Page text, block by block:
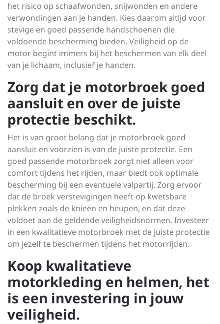
het risico op schaafwonden, snijwonden en andere
verwondingen aan je handen. Kies daarom altijd voor
stevige en goed passende handschoenen die
voldoende bescherming bieden. Veiligheid op de
motor begint immers bij het beschermen van elk deel
van je lichaam, inclusief je handen.
Zorg dat je motorbroek goed
aansluit en over de juiste
protectie beschikt.
Het is van groot belang dat je motorbroek goed
aansluit en voorzien is van de juiste protectie. Een
goed passende motorbroek zorgt niet alleen voor
comfort tijdens het rijden, maar biedt ook optimale
bescherming bij een eventuele valpartij. Zorg ervoor
dat de broek verstevigingen heeft op kwetsbare
plekken zoals de knieën en heupen, en dat deze
voldoet aan de geldende veiligheidsnormen. Investeer
in een kwalitatieve motorbroek met de juiste protectie
om jezelf te beschermen tijdens het motorrijden.
Koop kwalitatieve
motorkleding en helmen, het
is een investering in jouw
veiligheid.